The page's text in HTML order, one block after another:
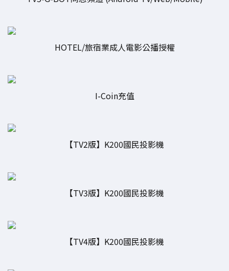
HOTEL/旅宿業成人電影公播授權
I-Coin充值
【TV2版】K200國民投影機
【TV3版】K200國民投影機
【TV4版】K200國民投影機